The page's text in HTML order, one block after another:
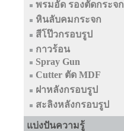
พรมอัด รองตัดกระจก
หินลับคมกระจก
สีโป๊วกรอบรูป
กาวร้อน
Spray Gun
Cutter ตัด MDF
ฝาหลังกรอบรูป
สะลิงหลังกรอบรูป
แบ่งปันความรู้